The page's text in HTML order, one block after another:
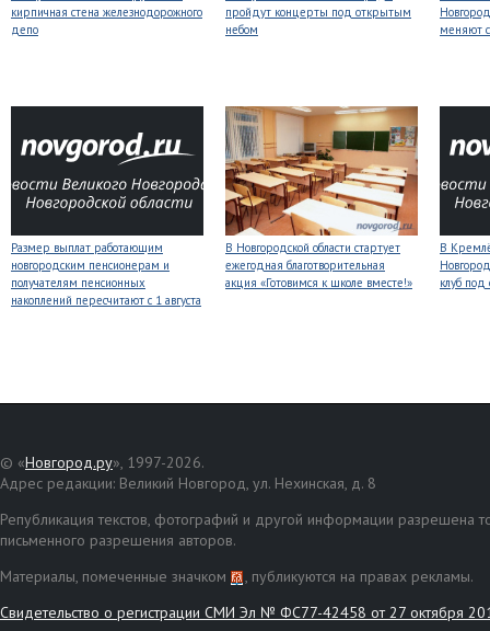
кирпичная стена железнодорожного
депо
пройдут концерты под открытым
небом
меняют
Размер выплат работающим
новгородским пенсионерам и
получателям пенсионных
накоплений пересчитают с 1 августа
В Новгородской области стартует
ежегодная благотворительная
акция «Готовимся к школе вместе!»
В
клуб
© «Новгород.ру», 1997-2026.
Адрес редакции: Великий Новгород, ул. Нехинская, д. 8
Републикация текстов, фотографий и другой информации разрешена
письменного разрешения авторов.
Материалы, помеченные значком
, публикуются на правах рекламы.
Свидетельство о регистрации СМИ Эл № ФС77-42458 от 27 октября